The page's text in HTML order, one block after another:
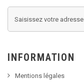
INFORMATION
Mentions légales